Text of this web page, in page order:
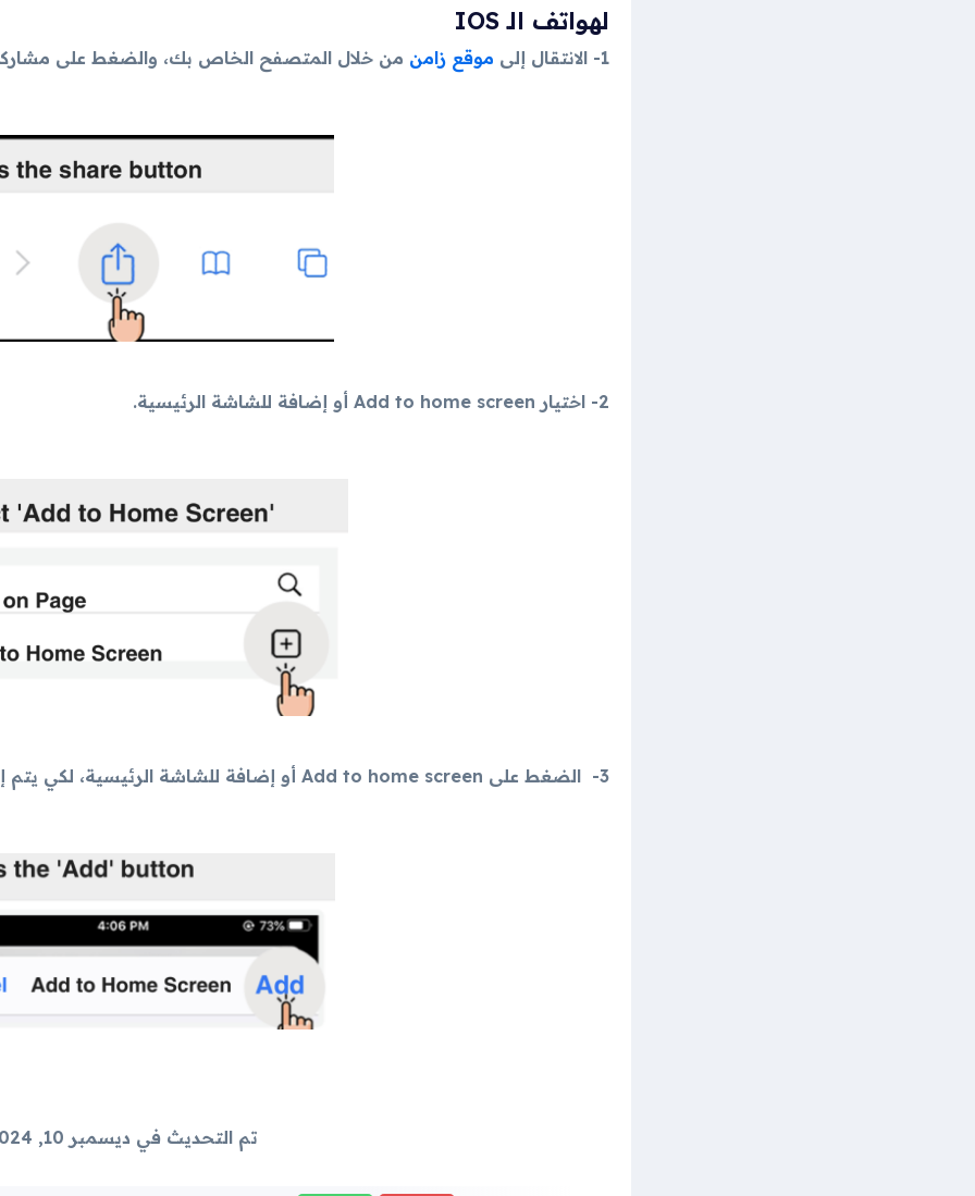
لهواتف الـ IOS
1- الانتقال إلى موقع زامن من خلال المتصفح الخاص بك، والضغط على
2- اختيار Add to home screen أو إضافة للشاشة الرئيسية.
3- الضغط على Add to home screen أو إضافة للشاشة الرئيسية، لكي يتم إضافة زامن على الشاشة الرئيسية.
تم التحديث في ديسمبر 10, 2024